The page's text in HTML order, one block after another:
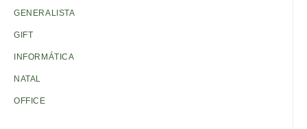
GENERALISTA
GIFT
INFORMÁTICA
NATAL
OFFICE